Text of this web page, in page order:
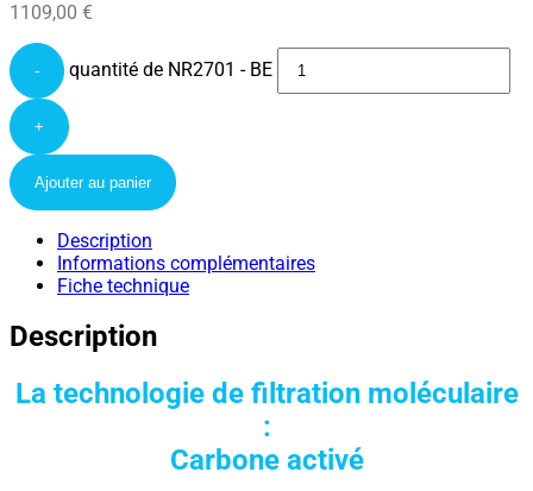
1109,00 €
- quantité de NR2701 - BE
+
Ajouter au panier
Description
Informations complémentaires
Fiche technique
Description
La technologie de filtration moléculaire
:
Carbone activé